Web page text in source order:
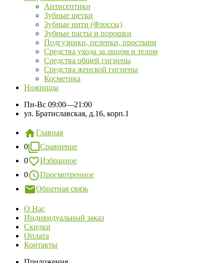
Антисептики
Зубные щетки
Зубные нити (Флоссы)
Зубные пасты и порошки
Подгузники, пеленки, простыни
Средства ухода за лицом и телом
Средства общей гигиены
Средства женской гигиены
Косметика
Ножницы
Пн-Вс 09:00—21:00
ул. Братиславская, д.16, корп.1
Главная
0
Сравнение
0
Избранное
0
Просмотренное
Обратная связь
О Нас
Индивидуальный заказ
Скидки
Оплата
Контакты